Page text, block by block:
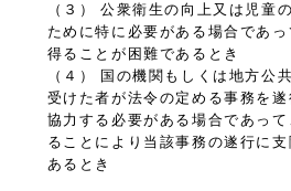
（３） 公衆衛生の向上又は児童
ために特に必要がある場合であ
得ることが困難であるとき
（４） 国の機関もしくは地方公
受けた者が法令の定める事務を
協力する必要がある場合であっ
ることにより当該事務の遂行に
あるとき